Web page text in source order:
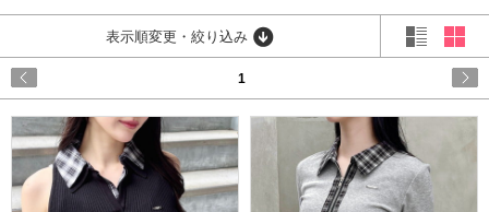
STORE表示順変更・絞り込み
1